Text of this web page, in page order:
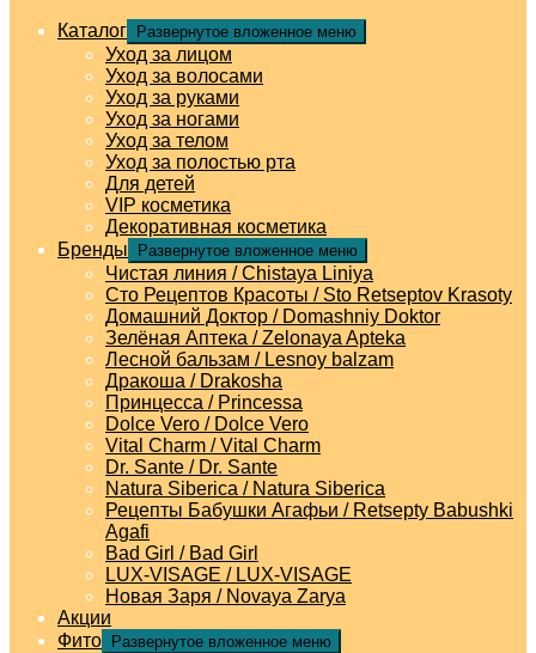
Каталог Развернутое вложенное меню
Уход за лицом
Уход за волосами
Уход за руками
Уход за ногами
Уход за телом
Уход за полостью рта
Для детей
VIP косметика
Декоративная косметика
Бренды
Развернутое вложенное меню
Чистая линия / Chistaya Liniya
Сто Рецептов Красоты / Sto Retseptov Krasoty
Домашний Доктор / Domashniy Doktor
Зелёная Аптека / Zelonaya Apteka
Лесной бальзам / Lesnoy balzam
Дракоша / Drakosha
Принцесса / Princessa
Dolce Vero / Dolce Vero
Vital Charm / Vital Charm
Dr. Sante / Dr. Sante
Natura Siberica / Natura Siberica
Рецепты Бабушки Агафьи / Retsepty Babushki
Agafi
Bad Girl / Bad Girl
LUX-VISAGE / LUX-VISAGE
Новая Заря / Novaya Zarya
Акции
Фито
Развернутое вложенное меню